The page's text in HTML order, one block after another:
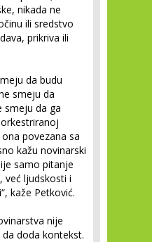
nikada ne
ili sredstvo
prikriva ili
da budu
smeju da
smeju da ga
povezana sa
kažu novinarski
samo pitanje
već ljudskosti i
kaže Petković.
nije
doda kontekst.